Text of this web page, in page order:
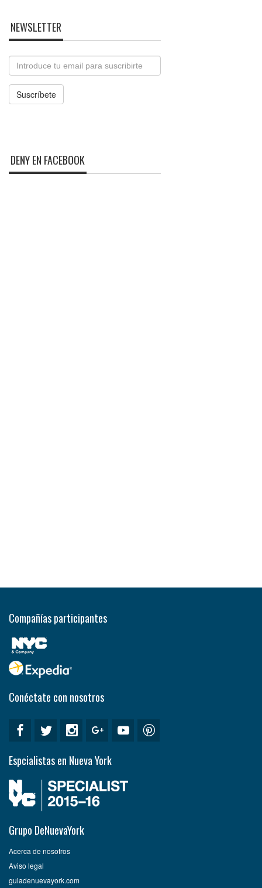
NEWSLETTER
Email
Suscríbete
DENY EN FACEBOOK
Compañías participantes
Conéctate con nosotros
Espcialistas en Nueva York
Grupo DeNuevaYork
Acerca de nosotros
Aviso legal
guiadenuevayork.com